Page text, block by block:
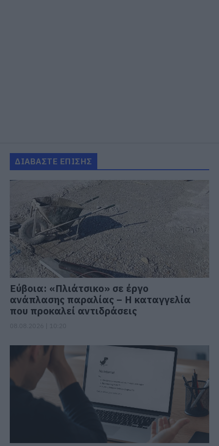
ΔΙΑΒΑΣΤΕ ΕΠΙΣΗΣ
Εύβοια: «Πλιάτσικο» σε έργο
ανάπλασης παραλίας – Η καταγγελία
που προκαλεί αντιδράσεις